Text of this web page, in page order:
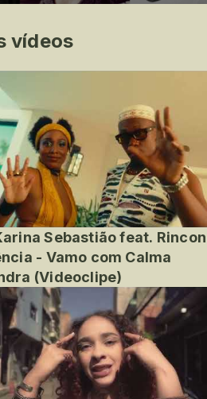
vídeos
Sebastião feat. Rincon
- Vamo com Calma
(Videoclipe)